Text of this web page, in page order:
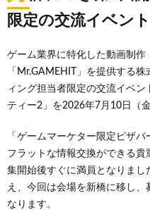
限定の交流イベント
ゲーム業界に特化した動画制作
「Mr.GAMEHIT」を提供する
ィング担当者限定の交流イベ
ティー2」を2026年7月10日（
「ゲームマーケター限定ピザ
フラットな情報交換ができる
集開始後すぐに満員となりま
え、今回は会場を新橋に移し
なります。